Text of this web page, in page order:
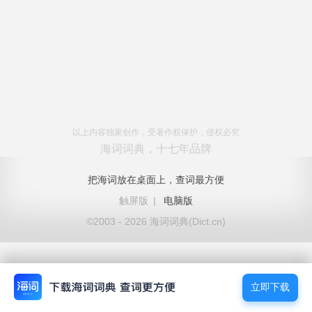
以上内容独家创作，受著作权保护，侵权必究
海词词典，十七年品牌
把海词放在桌面上，查词最方便
触屏版
|
电脑版
©2003 - 2026 海词词典(Dict.cn)
立即下载
立即下载